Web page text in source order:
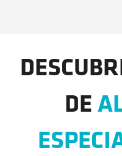
DE